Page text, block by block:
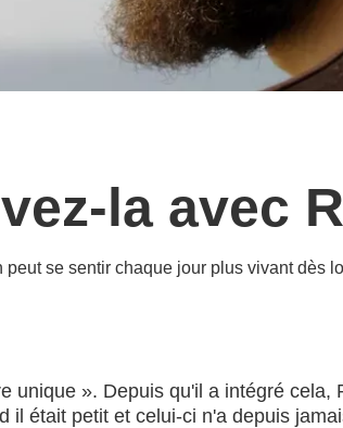
la avec
peut se sentir chaque jour plus vivant dès
». Depuis qu'il a intégré
était petit et celui-ci n'a depuis